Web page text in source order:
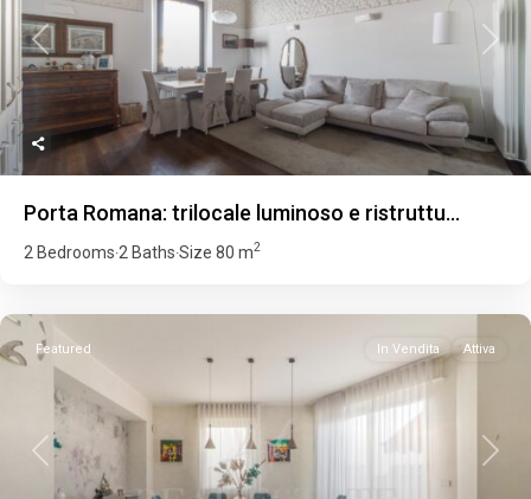
Previous Next
Porta Romana: trilocale luminoso e ristruttu...
2 Bedrooms·2 Baths·Size 80 m2
Previous Next
Featured In Vendita Attiva